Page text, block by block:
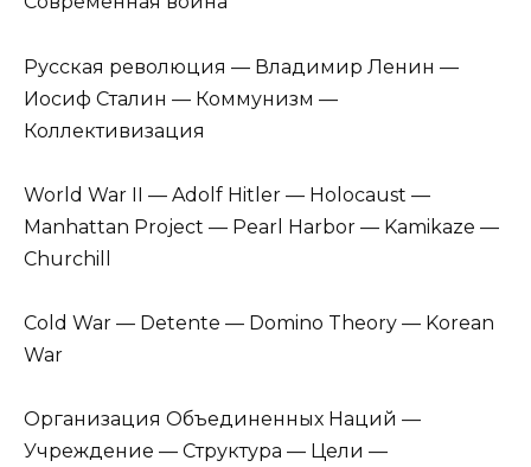
Русская революция — Владимир Ленин —
Иосиф Сталин — Коммунизм —
Коллективизация
World War II — Adolf Hitler — Holocaust —
Manhattan Project — Pearl Harbor — Kamikaze —
Churchill
Cold War — Detente — Domino Theory — Korean
War
Организация Объединенных Наций —
Учреждение — Структура — Цели —